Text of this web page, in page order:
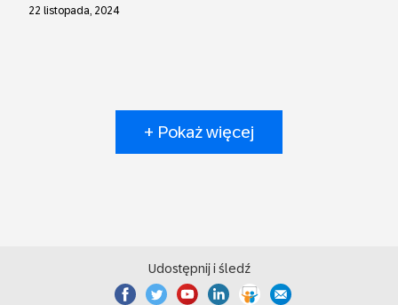
22 listopada, 2024
+ Pokaż więcej
Udostępnij i śledź